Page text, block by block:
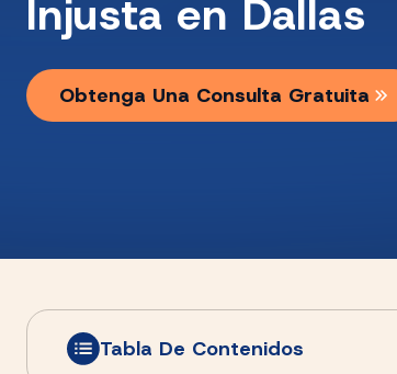
Injusta en Dallas
Obtenga Una Consulta Gratuita
Tabla De Contenidos